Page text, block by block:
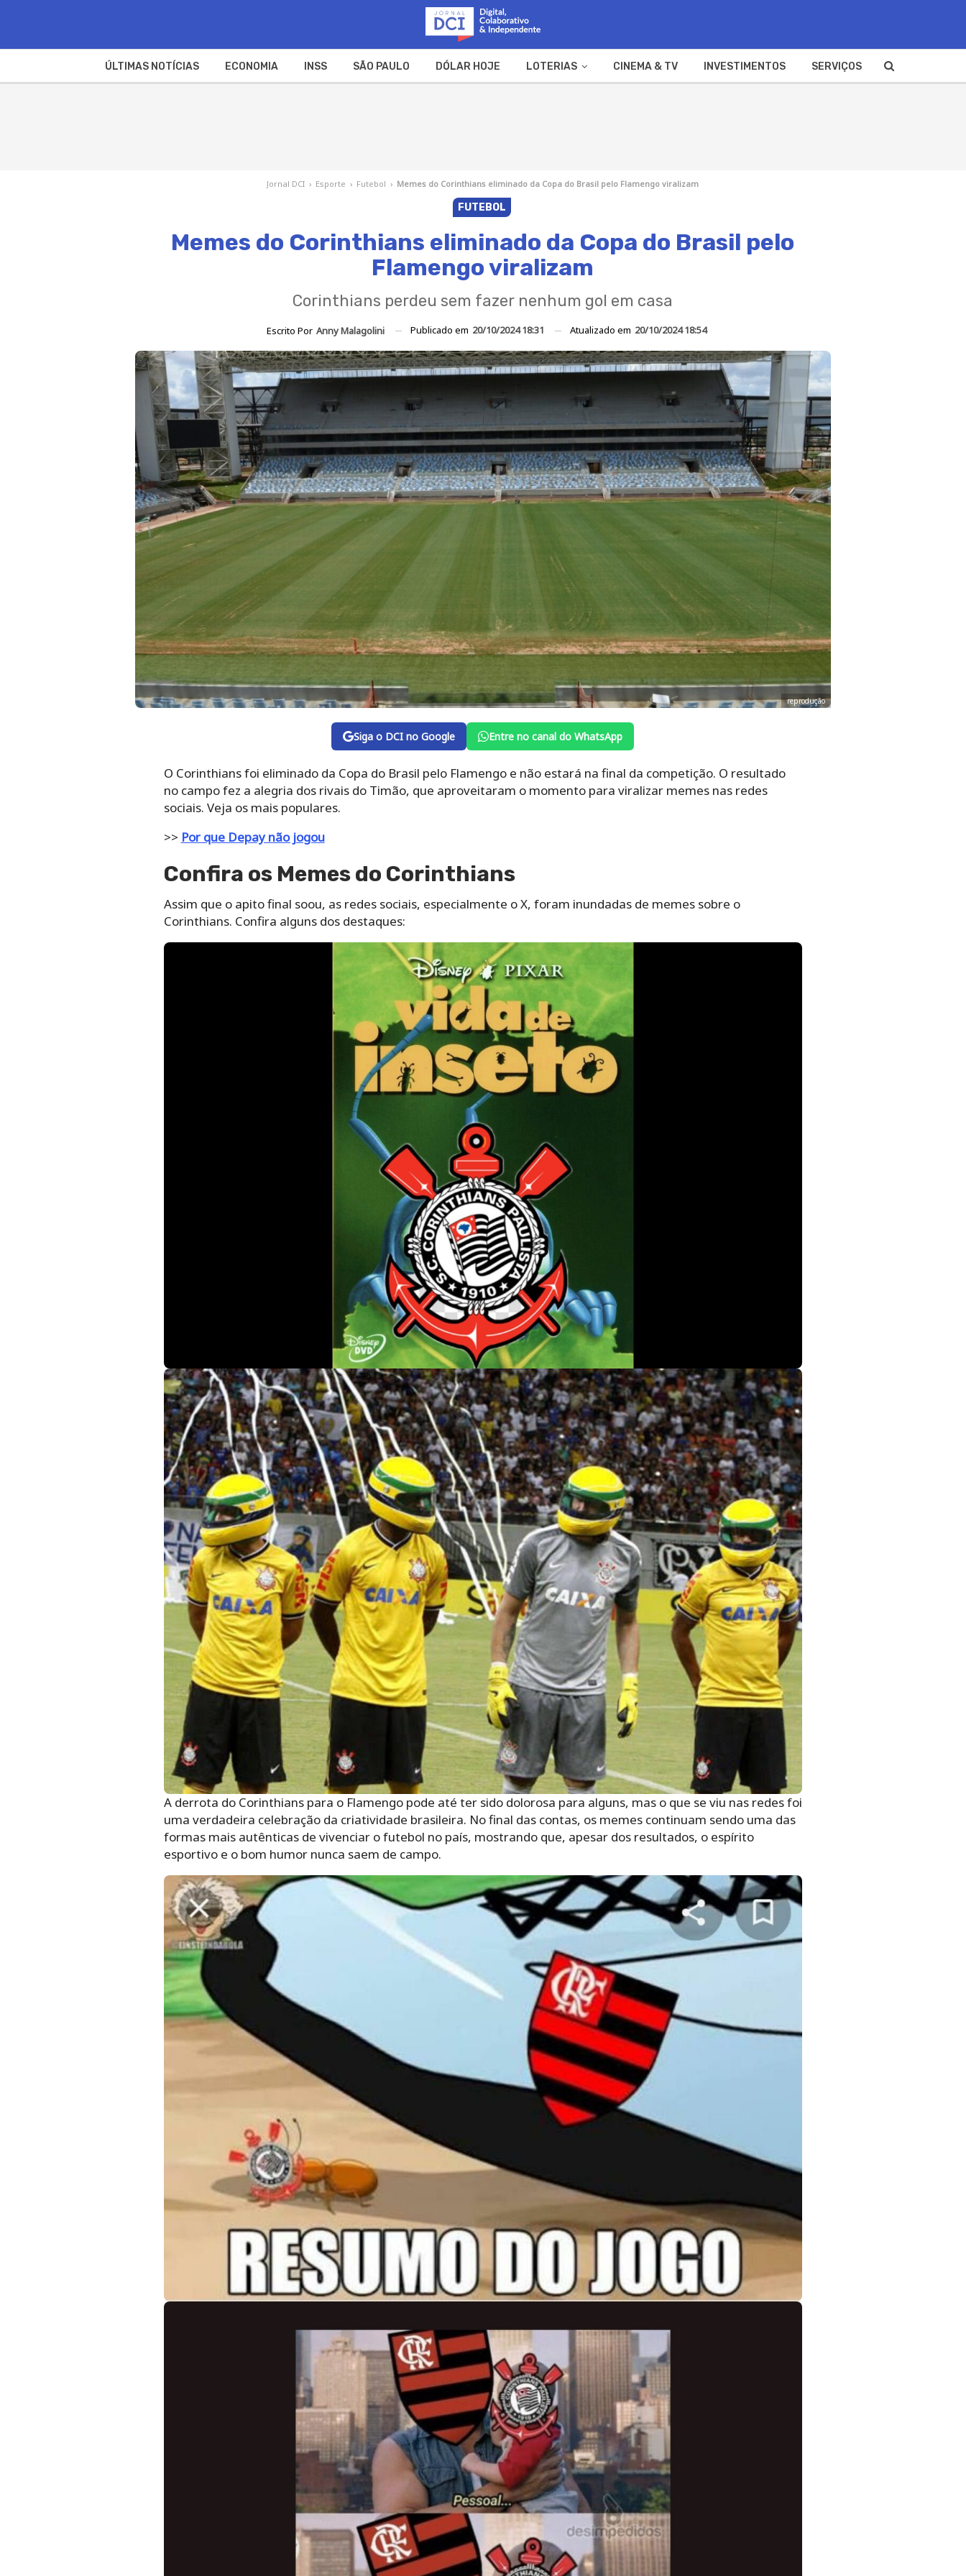
ÚLTIMAS NOTÍCIAS ECONOMIA INSS SÃO PAULO DÓLAR HOJE LOTERIAS CINEMA & TV INVESTIMENTOS SERVIÇOS
Jornal DCI › Esporte › Futebol › Memes do Corinthians eliminado da Copa do Brasil pelo Flamengo viralizam
FUTEBOL
Memes do Corinthians eliminado da Copa do Brasil pelo
Flamengo viralizam
Corinthians perdeu sem fazer nenhum gol em casa
Escrito Por Anny Malagolini Publicado em 20/10/2024 18:31 Atualizado em 20/10/2024 18:54
reprodução
Siga o DCI no Google Entre no canal do WhatsApp
O Corinthians foi eliminado da Copa do Brasil pelo Flamengo e não estará na final da competição. O resultado
no campo fez a alegria dos rivais do Timão, que aproveitaram o momento para viralizar memes nas redes
sociais. Veja os mais populares.
>> Por que Depay não jogou
Confira os Memes do Corinthians
Assim que o apito final soou, as redes sociais, especialmente o X, foram inundadas de memes sobre o
Corinthians. Confira alguns dos destaques:
A derrota do Corinthians para o Flamengo pode até ter sido dolorosa para alguns, mas o que se viu nas redes foi
uma verdadeira celebração da criatividade brasileira. No final das contas, os memes continuam sendo uma das
formas mais autênticas de vivenciar o futebol no país, mostrando que, apesar dos resultados, o espírito
esportivo e o bom humor nunca saem de campo.